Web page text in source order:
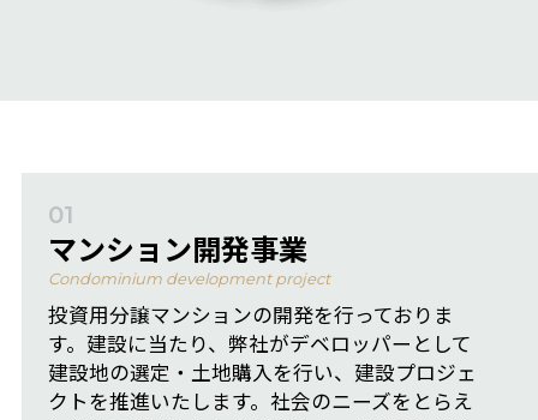
01
マンション開発事業
Condominium development project
投資用分譲マンションの開発を行っておりま
す。建設に当たり、弊社がデベロッパーとして
建設地の選定・土地購入を行い、建設プロジェ
クトを推進いたします。社会のニーズをとらえ